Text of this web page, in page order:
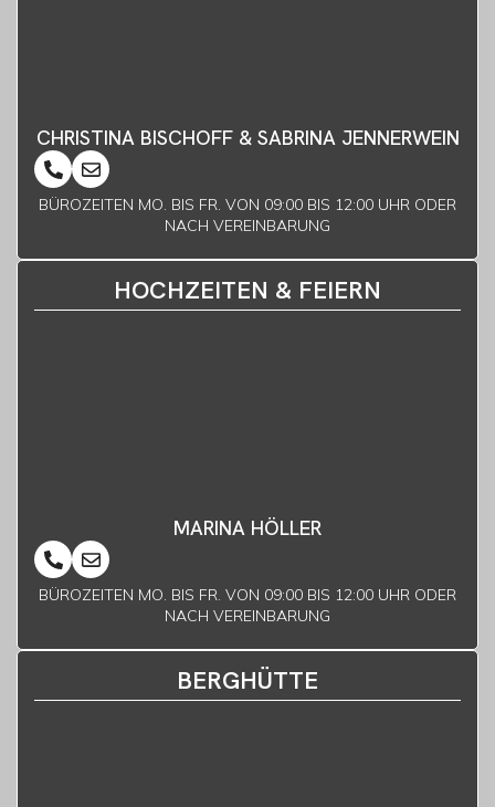
CHRISTINA BISCHOFF & SABRINA JENNERWEIN
BÜROZEITEN MO. BIS FR. VON 09:00 BIS 12:00 UHR ODER
NACH VEREINBARUNG
HOCHZEITEN & FEIERN
MARINA HÖLLER
BÜROZEITEN MO. BIS FR. VON 09:00 BIS 12:00 UHR ODER
NACH VEREINBARUNG
BERGHÜTTE